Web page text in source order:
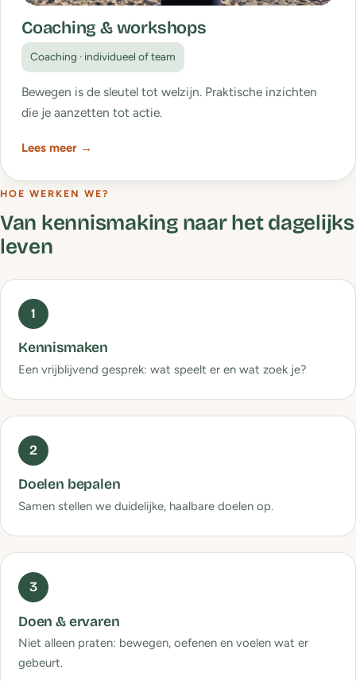
Coaching & workshops
Coaching · individueel of team
Bewegen is de sleutel tot welzijn. Praktische inzichten
die je aanzetten tot actie.
Lees meer →
HOE WERKEN WE?
Van kennismaking naar het dagelijks
leven
Kennismaken
Een vrijblijvend gesprek: wat speelt er en wat zoek je?
Doelen bepalen
Samen stellen we duidelijke, haalbare doelen op.
Doen & ervaren
Niet alleen praten: bewegen, oefenen en voelen wat er
gebeurt.